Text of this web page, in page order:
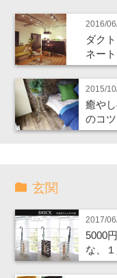
2016/
ダク
ネート
2015/
癒や
のコツ
玄関
2017/
5000
な、